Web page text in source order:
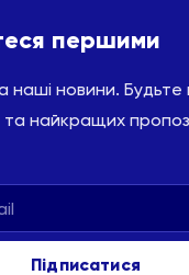
першими
наші новини. Будьте
та найкращих